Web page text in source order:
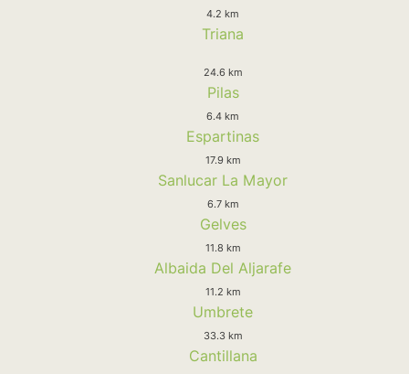
4.2 km
Triana
24.6 km
Pilas
6.4 km
Espartinas
17.9 km
Sanlucar La Mayor
6.7 km
Gelves
11.8 km
Albaida Del Aljarafe
11.2 km
Umbrete
33.3 km
Cantillana